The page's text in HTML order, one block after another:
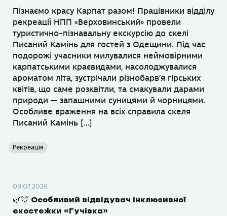
Пізнаємо красу Карпат разом! Працівники відділу
рекреації НПП «Верховинський» провели
туристично-пізнавальну екскурсію до скелі
Писаний Камінь для гостей з Одещини. Під час
подорожі учасники милувалися неймовірними
карпатськими краєвидами, насолоджувалися
ароматом літа, зустрічали різнобарв’я гірських
квітів, що саме розквітли, та смакували дарами
природи — запашними суницями й чорницями.
Особливе враження на всіх справила скеля
Писаний Камінь […]
Рекреація
09.07.2026
🌿🦌 Особливий відвідувач інклюзивної
екостежки «Гучівка»